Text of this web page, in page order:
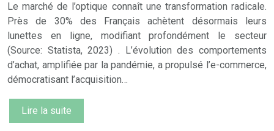
Le marché de l’optique connaît une transformation radicale.
Près de 30% des Français achètent désormais leurs
lunettes en ligne, modifiant profondément le secteur
(Source: Statista, 2023) . L’évolution des comportements
d’achat, amplifiée par la pandémie, a propulsé l’e-commerce,
démocratisant l’acquisition…
Lire la suite